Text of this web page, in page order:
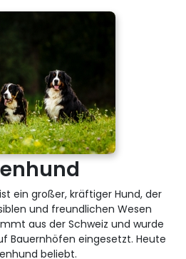
ein großer, kräftiger Hund, der
und freundlichen Wesen
aus der Schweiz und wurde
Bauernhöfen eingesetzt. Heute
beliebt.